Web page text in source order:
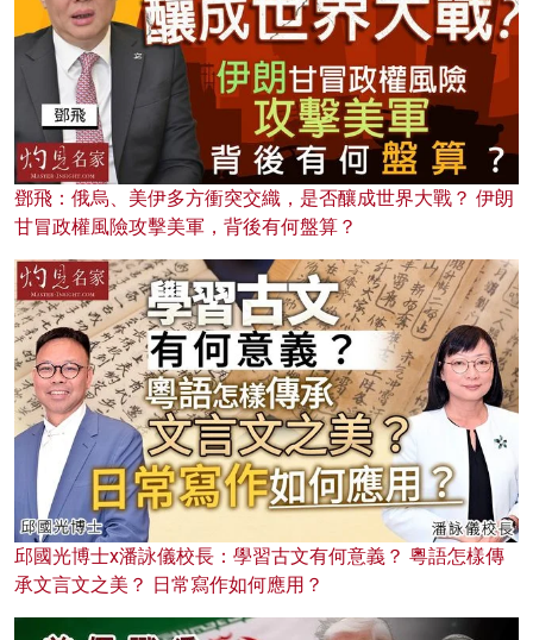
鄧飛：俄烏、美伊多方衝突交織，是否釀成世界大戰？ 伊朗
甘冒政權風險攻擊美軍，背後有何盤算？
邱國光博士x潘詠儀校長：學習古文有何意義？ 粵語怎樣傳
承文言文之美？ 日常寫作如何應用？